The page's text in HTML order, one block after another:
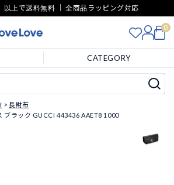
上で送料無料 ｜ 全商品ラッピング対応
0
CATEGORY
長財布
ブラック GUCCI 443436 AAET8 1000